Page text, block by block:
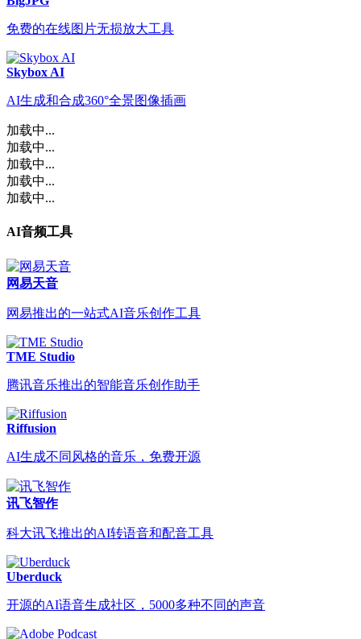
免费的在线图片无损放大工具
Skybox AI
AI生成和合成360°全景图像插画
加载中...
加载中...
加载中...
加载中...
加载中...
AI音频工具
网易天音
网易推出的一站式AI音乐创作工具
TME Studio
腾讯音乐推出的智能音乐创作助手
Riffusion
AI生成不同风格的音乐，免费开源
讯飞智作
科大讯飞推出的AI转语音和配音工具
Uberduck
开源的AI语音生成社区，5000多种不同的声音